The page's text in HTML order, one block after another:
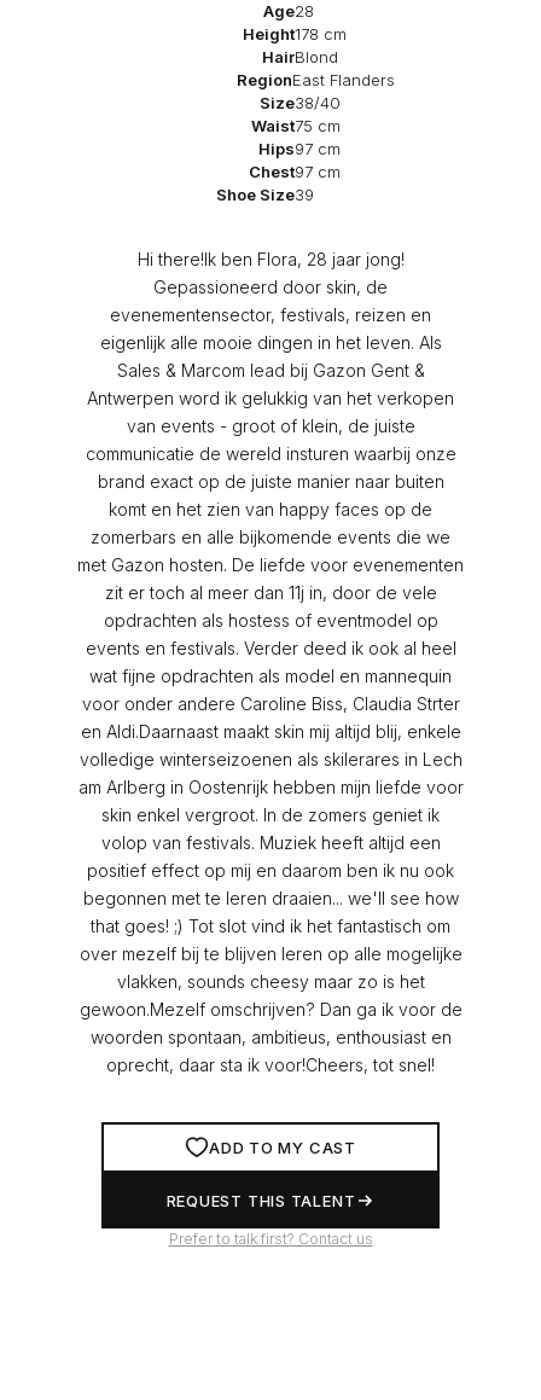
Age28
Height178 cm
HairBlond
RegionEast Flanders
Size38/40
Waist75 cm
Hips97 cm
Chest97 cm
Shoe Size39
Hi there!Ik ben Flora, 28 jaar jong!
Gepassioneerd door skin, de
evenementensector, festivals, reizen en
eigenlijk alle mooie dingen in het leven. Als
Sales & Marcom lead bij Gazon Gent &
Antwerpen word ik gelukkig van het verkopen
van events - groot of klein, de juiste
communicatie de wereld insturen waarbij onze
brand exact op de juiste manier naar buiten
komt en het zien van happy faces op de
zomerbars en alle bijkomende events die we
met Gazon hosten. De liefde voor evenementen
zit er toch al meer dan 11j in, door de vele
opdrachten als hostess of eventmodel op
events en festivals. Verder deed ik ook al heel
wat fijne opdrachten als model en mannequin
voor onder andere Caroline Biss, Claudia Strter
en Aldi.Daarnaast maakt skin mij altijd blij, enkele
volledige winterseizoenen als skilerares in Lech
am Arlberg in Oostenrijk hebben mijn liefde voor
skin enkel vergroot. In de zomers geniet ik
volop van festivals. Muziek heeft altijd een
positief effect op mij en daarom ben ik nu ook
begonnen met te leren draaien... we'll see how
that goes! ;) Tot slot vind ik het fantastisch om
over mezelf bij te blijven leren op alle mogelijke
vlakken, sounds cheesy maar zo is het
gewoon.Mezelf omschrijven? Dan ga ik voor de
woorden spontaan, ambitieus, enthousiast en
oprecht, daar sta ik voor!Cheers, tot snel!
ADD TO MY CAST
REQUEST THIS TALENT
Prefer to talk first? Contact us